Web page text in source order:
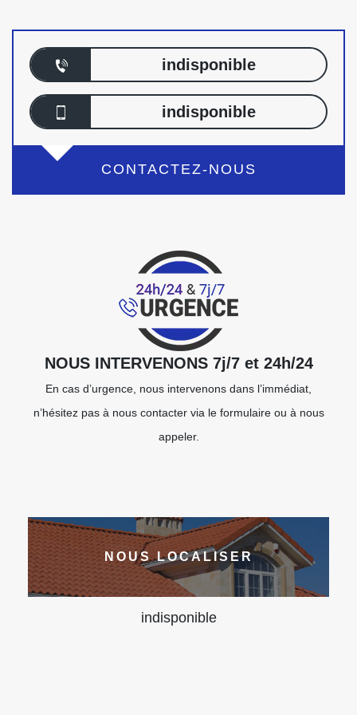
indisponible
indisponible
CONTACTEZ-NOUS
NOUS INTERVENONS 7j/7 et 24h/24
En cas d’urgence, nous intervenons dans l’immédiat,
n’hésitez pas à nous contacter via le formulaire ou à nous
appeler.
NOUS LOCALISER
indisponible